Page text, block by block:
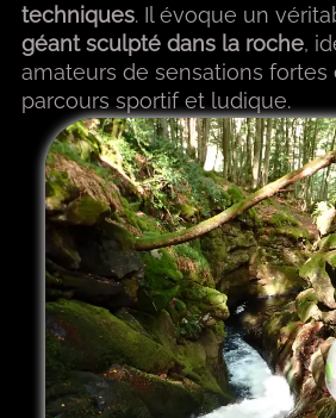
techniques. Il évoque un
géant sculpté dans la roche,
amateurs de sensations fortes
parcours sportif et ludique.